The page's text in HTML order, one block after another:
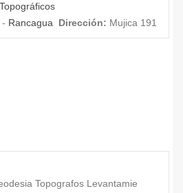
- Rancagua Dirección: Mujica 191
Topografos Levantamie